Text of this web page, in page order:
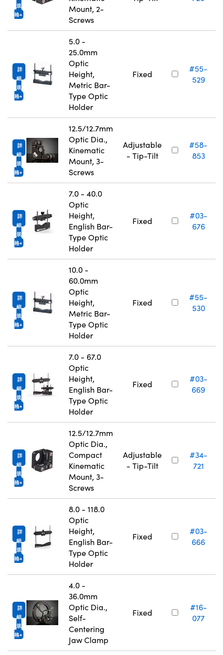
規
格
Mount, 2-
Screws
詳
細
規
格
5.0 -
25.0mm
Optic
Height,
Metric Bar-
Type Optic
Holder
Fixed
#55-
529
詳
細
規
格
12.5/12.7mm
Optic Dia.,
Kinematic
Mount, 3-
Screws
Adjustable
- Tip-Tilt
#58-
853
詳
細
規
格
7.0 - 40.0
Optic
Height,
English Bar-
Type Optic
Holder
Fixed
#03-
676
詳
細
規
格
10.0 -
60.0mm
Optic
Height,
Metric Bar-
Type Optic
Holder
Fixed
#55-
530
詳
細
規
格
7.0 - 67.0
Optic
Height,
English Bar-
Type Optic
Holder
Fixed
#03-
669
詳
細
規
格
12.5/12.7mm
Optic Dia.,
Compact
Kinematic
Mount, 3-
Screws
Adjustable
- Tip-Tilt
#34-
721
詳
細
規
格
8.0 - 118.0
Optic
Height,
English Bar-
Type Optic
Holder
Fixed
#03-
666
詳
細
規
格
4.0 -
36.0mm
Optic Dia.,
Self-
Centering
Jaw Clamp
Fixed
#16-
077